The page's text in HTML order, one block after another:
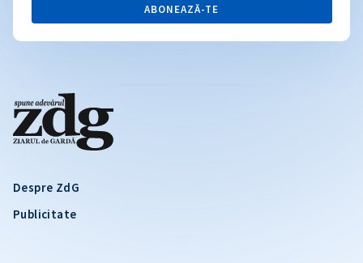
Despre ZdG
Publicitate
ABONEAZĂ-TE